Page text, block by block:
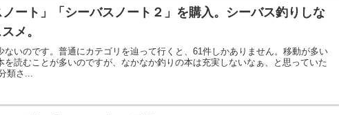
ート」「シーバスノート２」を購入。シーバス釣りしな
メ。
ないのです。普通にカテゴリを辿って行くと、61件しかありません。移動が多い
を読むことが多いのですが、なかなか釣りの本は充実しないなぁ、と思っていた
類さ...